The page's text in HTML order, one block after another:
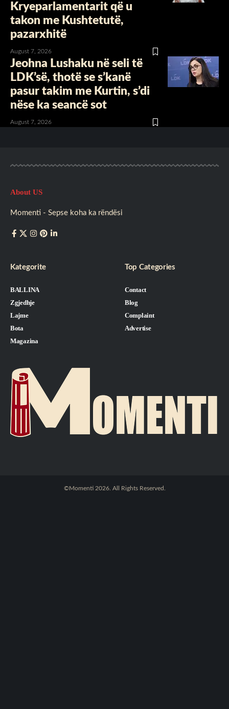
Kryeparlamentarit që u
takon me Kushtetutë,
pazarxhitë
August 7, 2026
Jeohna Lushaku në seli të
LDK’së, thotë se s’kanë
pasur takim me Kurtin, s’di
nëse ka seancë sot
August 7, 2026
About US
Momenti - Sepse koha ka rëndësi
Kategorite
BALLINA
Zgjedhje
Lajme
Bota
Magazina
Top Categories
Contact
Blog
Complaint
Advertise
©Momenti 2026. All Rights Reserved.